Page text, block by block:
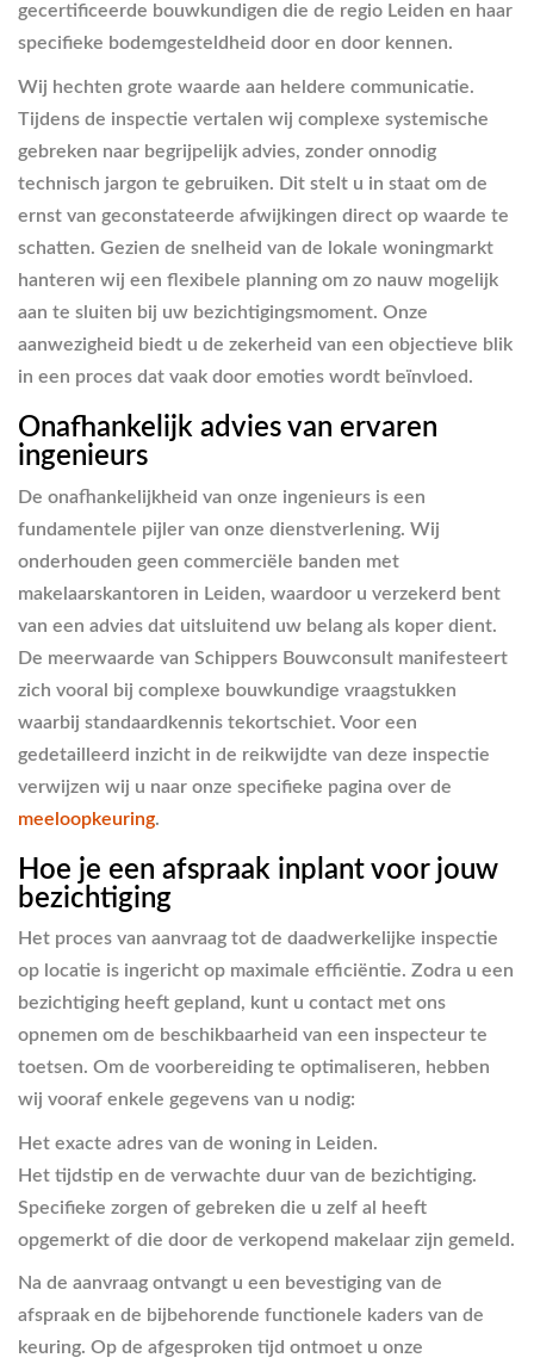
gecertificeerde bouwkundigen die de regio Leiden en haar
specifieke bodemgesteldheid door en door kennen.
Wij hechten grote waarde aan heldere communicatie.
Tijdens de inspectie vertalen wij complexe systemische
gebreken naar begrijpelijk advies, zonder onnodig
technisch jargon te gebruiken. Dit stelt u in staat om de
ernst van geconstateerde afwijkingen direct op waarde te
schatten. Gezien de snelheid van de lokale woningmarkt
hanteren wij een flexibele planning om zo nauw mogelijk
aan te sluiten bij uw bezichtigingsmoment. Onze
aanwezigheid biedt u de zekerheid van een objectieve blik
in een proces dat vaak door emoties wordt beïnvloed.
Onafhankelijk advies van ervaren
ingenieurs
De onafhankelijkheid van onze ingenieurs is een
fundamentele pijler van onze dienstverlening. Wij
onderhouden geen commerciële banden met
makelaarskantoren in Leiden, waardoor u verzekerd bent
van een advies dat uitsluitend uw belang als koper dient.
De meerwaarde van Schippers Bouwconsult manifesteert
zich vooral bij complexe bouwkundige vraagstukken
waarbij standaardkennis tekortschiet. Voor een
gedetailleerd inzicht in de reikwijdte van deze inspectie
verwijzen wij u naar onze specifieke pagina over de
meeloopkeuring.
Hoe je een afspraak inplant voor jouw
bezichtiging
Het proces van aanvraag tot de daadwerkelijke inspectie
op locatie is ingericht op maximale efficiëntie. Zodra u een
bezichtiging heeft gepland, kunt u contact met ons
opnemen om de beschikbaarheid van een inspecteur te
toetsen. Om de voorbereiding te optimaliseren, hebben
wij vooraf enkele gegevens van u nodig:
Het exacte adres van de woning in Leiden.
Het tijdstip en de verwachte duur van de bezichtiging.
Specifieke zorgen of gebreken die u zelf al heeft
opgemerkt of die door de verkopend makelaar zijn gemeld.
Na de aanvraag ontvangt u een bevestiging van de
afspraak en de bijbehorende functionele kaders van de
keuring. Op de afgesproken tijd ontmoet u onze